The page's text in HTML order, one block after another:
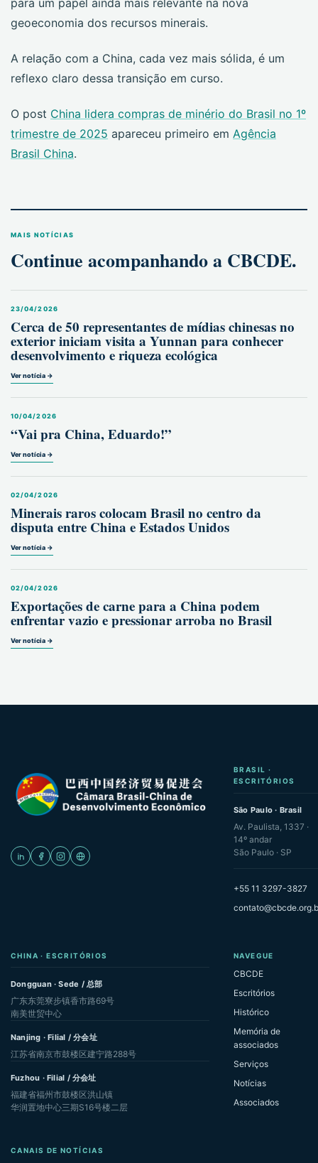
para um papel ainda mais relevante na nova
geoeconomia dos recursos minerais.
A relação com a China, cada vez mais sólida, é um
reflexo claro dessa transição em curso.
O post China lidera compras de minério do Brasil no 1º
trimestre de 2025 apareceu primeiro em Agência
Brasil China.
MAIS NOTÍCIAS
Continue acompanhando a CBCDE.
23/04/2026
Cerca de 50 representantes de mídias chinesas no
exterior iniciam visita a Yunnan para conhecer
desenvolvimento e riqueza ecológica
Ver notícia →
10/04/2026
“Vai pra China, Eduardo!”
Ver notícia →
02/04/2026
Minerais raros colocam Brasil no centro da
disputa entre China e Estados Unidos
Ver notícia →
02/04/2026
Exportações de carne para a China podem
enfrentar vazio e pressionar arroba no Brasil
Ver notícia →
BRASIL ·
ESCRITÓRIOS
São Paulo · Brasil
Av. Paulista, 1337 ·
14º andar
São Paulo · SP
+55 11 3297-3827
CHINA · ESCRITÓRIOS
Dongguan · Sede / 总部
广东东莞寮步镇香市路69号
南美世贸中心
Nanjing · Filial / 分会址
江苏省南京市鼓楼区建宁路288号
Fuzhou · Filial / 分会址
福建省福州市鼓楼区洪山镇
华润置地中心三期S16号楼二层
NAVEGUE
CBCDE
Escritórios
Histórico
Memória de
associados
Serviços
Notícias
Associados
CANAIS DE NOTÍCIAS